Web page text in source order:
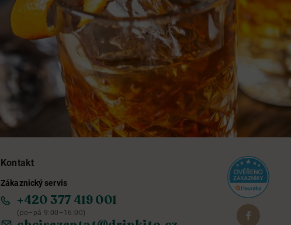
Kontakt
Zákaznický servis
+420 377 419 001
(po–pá 9:00–16:00)